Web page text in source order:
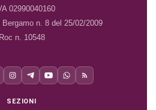
02990040160
Bergamo n. 8 del 25/02/2009
Roc n. 10548
SEZIONI